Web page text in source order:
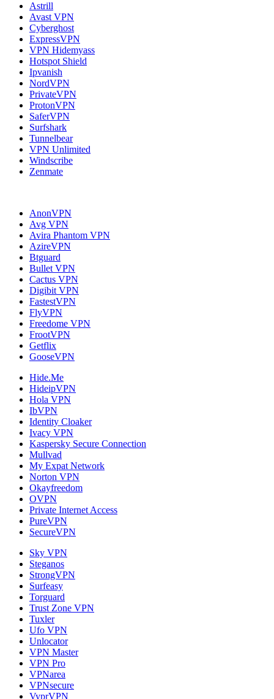
Astrill
Avast VPN
Cyberghost
ExpressVPN
VPN Hidemyass
Hotspot Shield
Ipvanish
NordVPN
PrivateVPN
ProtonVPN
SaferVPN
Surfshark
Tunnelbear
VPN Unlimited
Windscribe
Zenmate
AnonVPN
Avg VPN
Avira Phantom VPN
AzireVPN
Btguard
Bullet VPN
Cactus VPN
Digibit VPN
FastestVPN
FlyVPN
Freedome VPN
FrootVPN
Getflix
GooseVPN
Hide.Me
HideipVPN
Hola VPN
IbVPN
Identity Cloaker
Ivacy VPN
Kaspersky Secure Connection
Mullvad
My Expat Network
Norton VPN
Okayfreedom
OVPN
Private Internet Access
PureVPN
SecureVPN
Sky VPN
Steganos
StrongVPN
Surfeasy
Torguard
Trust Zone VPN
Tuxler
Ufo VPN
Unlocator
VPN Master
VPN Pro
VPNarea
VPNsecure
VyprVPN